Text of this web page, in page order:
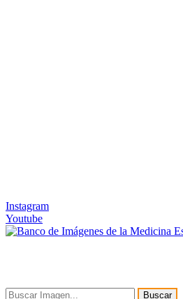
Instagram
Youtube
Buscar